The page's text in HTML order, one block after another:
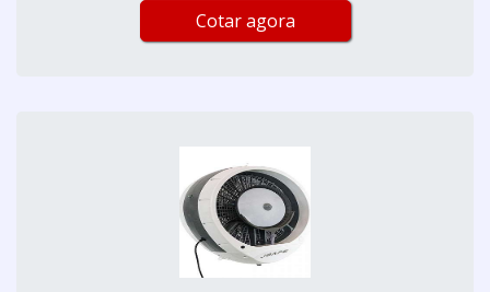
Cotar agora